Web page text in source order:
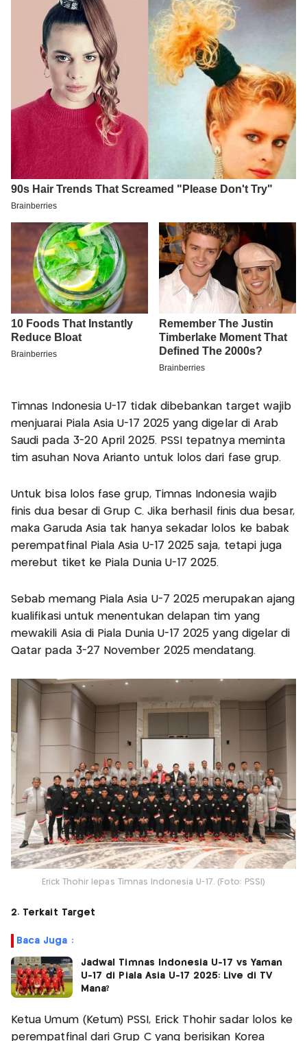
Timnas Indonesia U-17 tidak dibebankan target wajib
menjuarai Piala Asia U-17 2025 yang digelar di Arab
Saudi pada 3-20 April 2025. PSSI tepatnya meminta
tim asuhan Nova Arianto untuk lolos dari fase grup.
Untuk bisa lolos fase grup, Timnas Indonesia wajib
finis dua besar di Grup C. Jika berhasil finis dua besar,
maka Garuda Asia tak hanya sekadar lolos ke babak
perempatfinal Piala Asia U-17 2025 saja, tetapi juga
merebut tiket ke Piala Dunia U-17 2025.
Sebab memang Piala Asia U-7 2025 merupakan ajang
kualifikasi untuk menentukan delapan tim yang
mewakili Asia di Piala Dunia U-17 2025 yang digelar di
Qatar pada 3-27 November 2025 mendatang.
Erick Thohir lepas Timnas Indonesia U-17. (Foto: PSSI)
2. Terkait Target
Baca Juga :
Jadwal Timnas Indonesia U-17 vs Yaman
U-17 di Piala Asia U-17 2025: Live di TV
Mana?
Ketua Umum (Ketum) PSSI, Erick Thohir sadar lolos ke
perempatfinal dari Grup C yang berisikan Korea